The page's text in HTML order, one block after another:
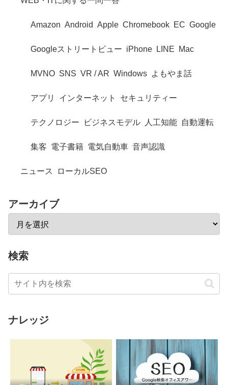
Amazon Android Apple Chromebook EC Google
Googleストリートビュー iPhone LINE Mac
MVNO SNS VR / AR Windows よもやま話
アプリ インターネット セキュリティー
テクノロジー ビジネスモデル 人工知能 自動運転
集客 電子書籍 電気自動車 音声認識
ニュース ローカルSEO
アーカイブ
検索
ナレッジ